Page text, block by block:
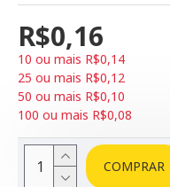
R$0,16
10 ou mais R$0,14
25 ou mais R$0,12
50 ou mais R$0,10
100 ou mais R$0,08
COMPRAR